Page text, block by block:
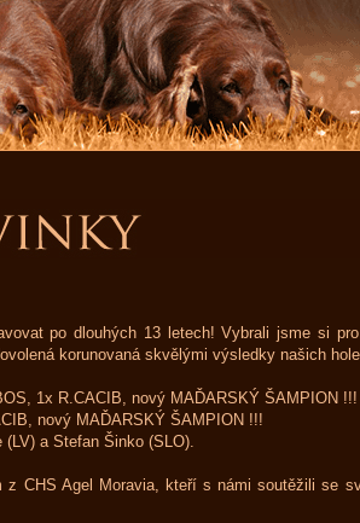
po dlouhých 13 letech! Vybrali jsme si
korunovaná skvělými výsledky našich
1x R.CACIB, nový MAĎARSKÝ ŠAMPION !!!
nový MAĎARSKÝ ŠAMPION !!!
a Stefan Šinko (SLO).
z CHS Agel Moravia, kteří s námi soutěžili se